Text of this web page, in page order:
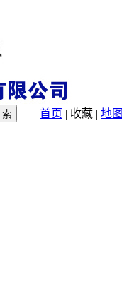
首页 | 收藏 | 地图